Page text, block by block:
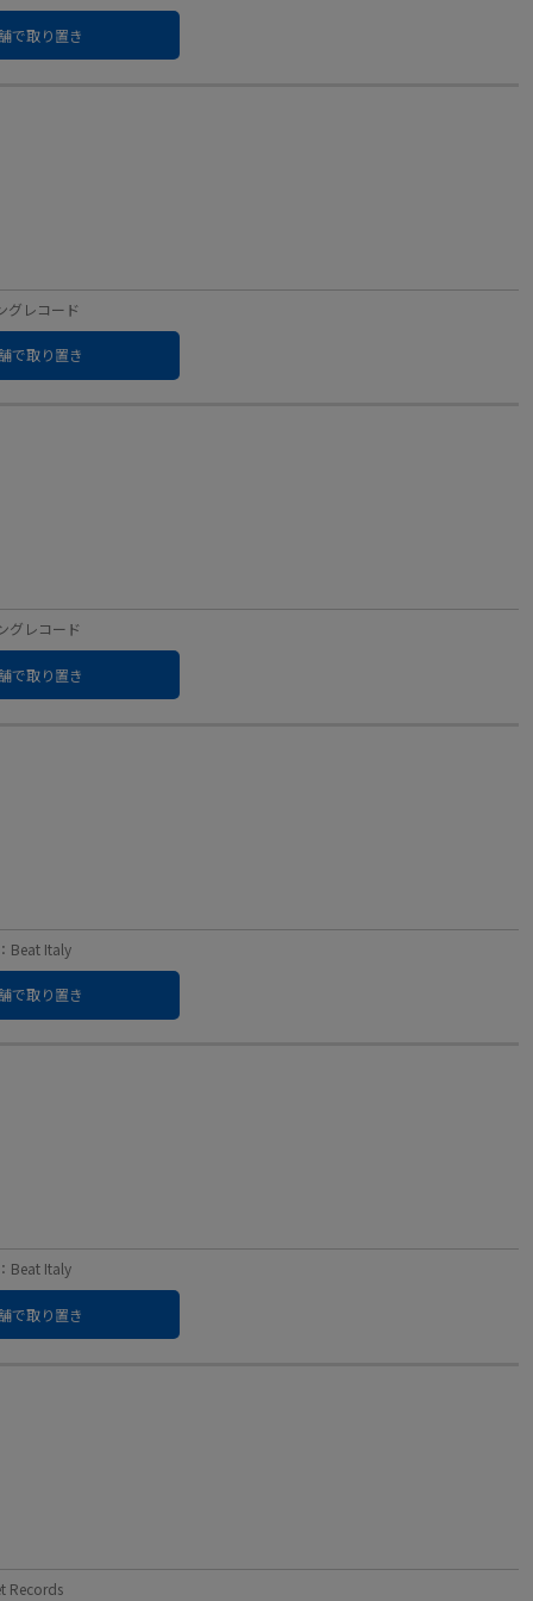
で取り置き
グレコード
で取り置き
グレコード
で取り置き
Beat Italy
で取り置き
Beat Italy
で取り置き
Records